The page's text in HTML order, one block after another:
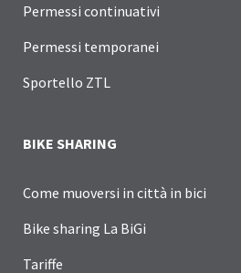
Permessi continuativi
Permessi temporanei
Sportello ZTL
BIKE SHARING
Come muoversi in città in bici
Bike sharing La BiGi
Tariffe